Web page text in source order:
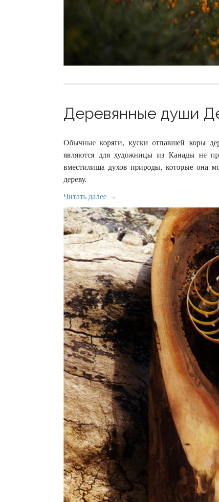
Деревянные души
Обычные коряги, куски отпавшей коры
являются для художницы из Канады не
вместилища духов природы, которые она
дереву.
Читать далее →